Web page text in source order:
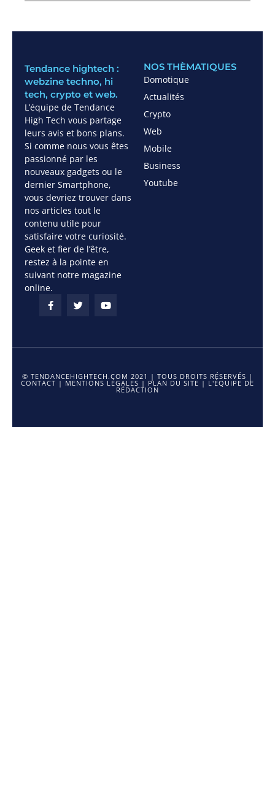
Tendance hightech :
webzine techno, hi
tech, crypto et web.
L’équipe de Tendance
High Tech vous partage
leurs avis et bons plans.
Si comme nous vous êtes
passionné par les
nouveaux gadgets ou le
dernier Smartphone,
vous devriez trouver dans
nos articles tout le
contenu utile pour
satisfaire votre curiosité.
Geek et fier de l’être,
restez à la pointe en
suivant notre magazine
online.
NOS THÈMATIQUES
Domotique
Actualités
Crypto
Web
Mobile
Business
Youtube
© TENDANCEHIGHTECH.COM 2021 | TOUS DROITS RÉSERVÉS |
CONTACT | MENTIONS LÉGALES | PLAN DU SITE | L'ÉQUIPE DE
RÉDACTION